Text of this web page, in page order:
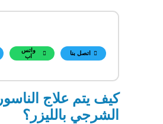
اتصل بنا
واتس
اب
كيف يتم علاج الناسور
الشرجي بالليزر؟